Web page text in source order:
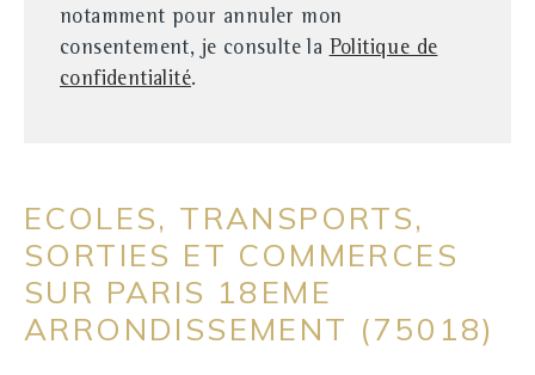
notamment pour annuler mon
consentement, je consulte la Politique de
confidentialité.
ECOLES, TRANSPORTS,
SORTIES ET COMMERCES
SUR PARIS 18EME
ARRONDISSEMENT (75018)